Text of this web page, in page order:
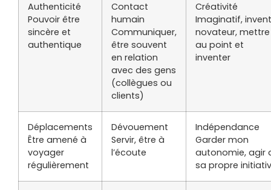
Authenticité
Pouvoir être
sincère et
authentique
Contact
humain
Communiquer,
être souvent
en relation
avec des gens
(collègues ou
clients)
Créativité
Imaginatif,
novateur, mettre
au point et
inventer
Déplacements
Être amené à
voyager
régulièrement
Dévouement
Servir, être à
l’écoute
Indépendance
Garder mon
autonomie, agir
sa propre